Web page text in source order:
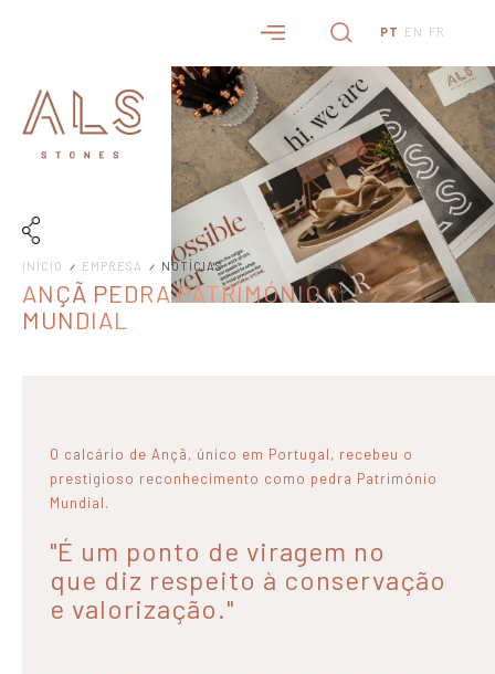
PT EN FR
INÍCIO EMPRESA NOTÍCIAS
ANÇÃ PEDRA PATRIMÓNIO
MUNDIAL
O calcário de Ançã, único em Portugal, recebeu o
prestigioso reconhecimento como pedra Património
Mundial.
"É um ponto de viragem no
que diz respeito à conservação
e valorização."